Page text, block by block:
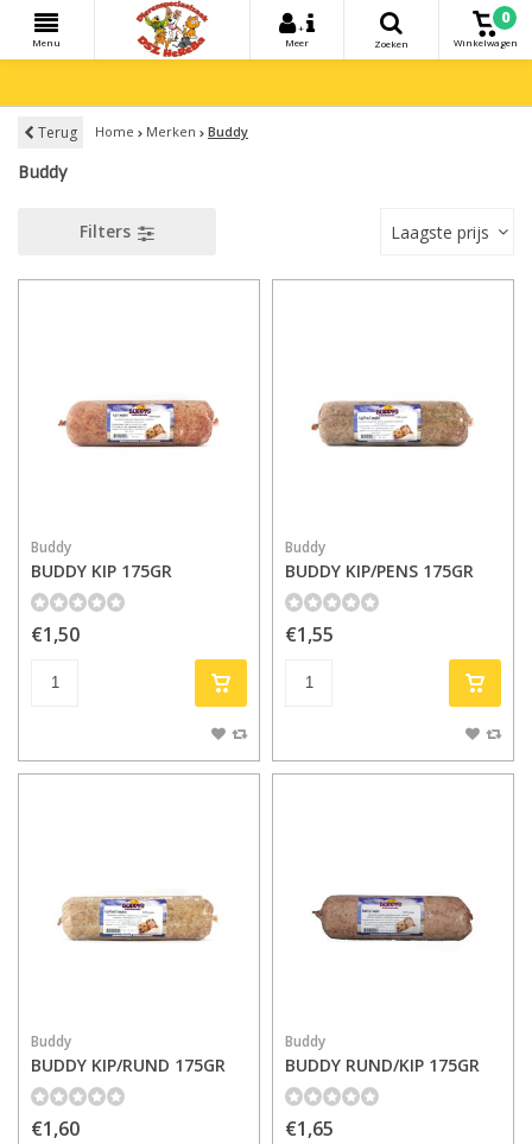
Menu
+
Meer
Zoeken
0
Winkelwagen
Terug Home Merken Buddy
Buddy
Filters Laagste prijs
Buddy
BUDDY KIP 175GR
€1,50
Buddy
BUDDY KIP/PENS 175GR
€1,55
Buddy
BUDDY KIP/RUND 175GR
€1,60
Buddy
BUDDY RUND/KIP 175GR
€1,65